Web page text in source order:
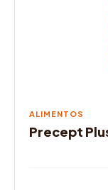
ALIMENTOS
Precept